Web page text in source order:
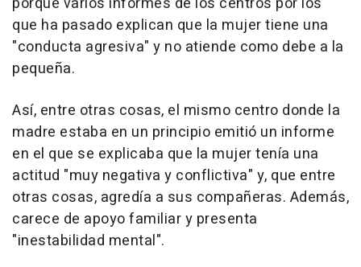
que ha pasado explican que la mujer tiene una
"conducta agresiva" y no atiende como debe a la
pequeña.
Así, entre otras cosas, el mismo centro donde la
madre estaba en un principio emitió un informe
en el que se explicaba que la mujer tenía una
actitud "muy negativa y conflictiva" y, que entre
otras cosas, agredía a sus compañeras. Además,
carece de apoyo familiar y presenta
"inestabilidad mental".